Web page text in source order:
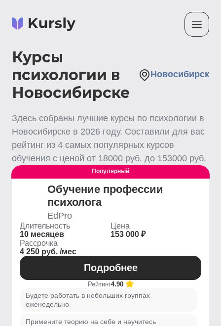
Курсы
психологии в
Новосибирске
Новосибирск
Здесь собраны лучшие курсы по психологии в
Новосибирске в 2026 году. Составили для вас
рейтинг из 4 самых популярных курсов
обучения с ценой от 18000 руб. до 153000 руб.
Популярный
Обучение профессии
психолога
EdPro
Длительность
10 месяцев
Цена
153 000 ₽
Рассрочка
4 250 руб. /мес
Подробнее
Рейтинг4.90
Будете работать в небольших группах
еженедельно
Примените теорию на себе и научитесь